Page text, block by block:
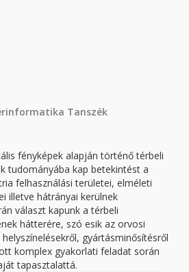
Tanszék
fényképek alapján történő térbeli
tudományába kap betekintést a
felhasználási területei, elméleti
illetve hátrányai kerülnek
választ kapunk a térbeli
hátterére, szó esik az orvosi
gyártásminősítésről
komplex gyakorlati feladat során
tapasztalattá.